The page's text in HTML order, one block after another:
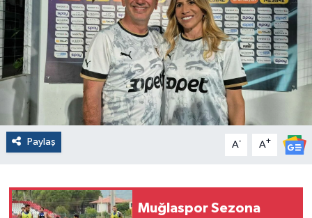
Paylaş A- A+
Muğlaspor Sezona